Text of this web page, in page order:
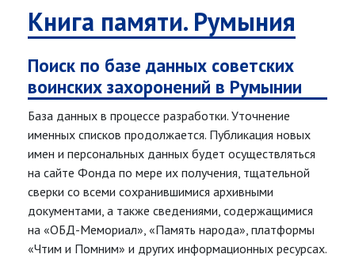
Книга памяти. Румыния
Поиск по базе данных советских
воинских захоронений в Румынии
База данных в процессе разработки. Уточнение
именных списков продолжается. Публикация новых
имен и персональных данных будет осуществляться
на сайте Фонда по мере их получения, тщательной
сверки со всеми сохранившимися архивными
документами, а также сведениями, содержащимися
на «ОБД-Мемориал», «Память народа», платформы
«Чтим и Помним» и других информационных ресурсах.